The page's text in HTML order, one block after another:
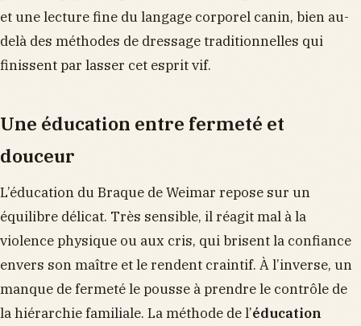
et une lecture fine du langage corporel canin, bien au-
delà des méthodes de dressage traditionnelles qui
finissent par lasser cet esprit vif.
Une éducation entre fermeté et
douceur
L’éducation du Braque de Weimar repose sur un
équilibre délicat. Très sensible, il réagit mal à la
violence physique ou aux cris, qui brisent la confiance
envers son maître et le rendent craintif. À l’inverse, un
manque de fermeté le pousse à prendre le contrôle de
la hiérarchie familiale. La méthode de l’éducation